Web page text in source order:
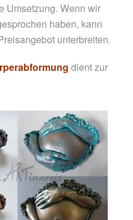
Umsetzung. Wenn wir
haben, kann
unterbreiten.
bformung dient zur